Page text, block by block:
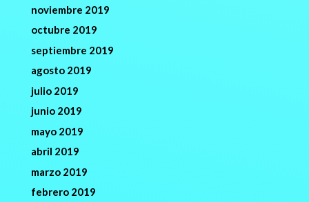
noviembre 2019
octubre 2019
septiembre 2019
agosto 2019
julio 2019
junio 2019
mayo 2019
abril 2019
marzo 2019
febrero 2019